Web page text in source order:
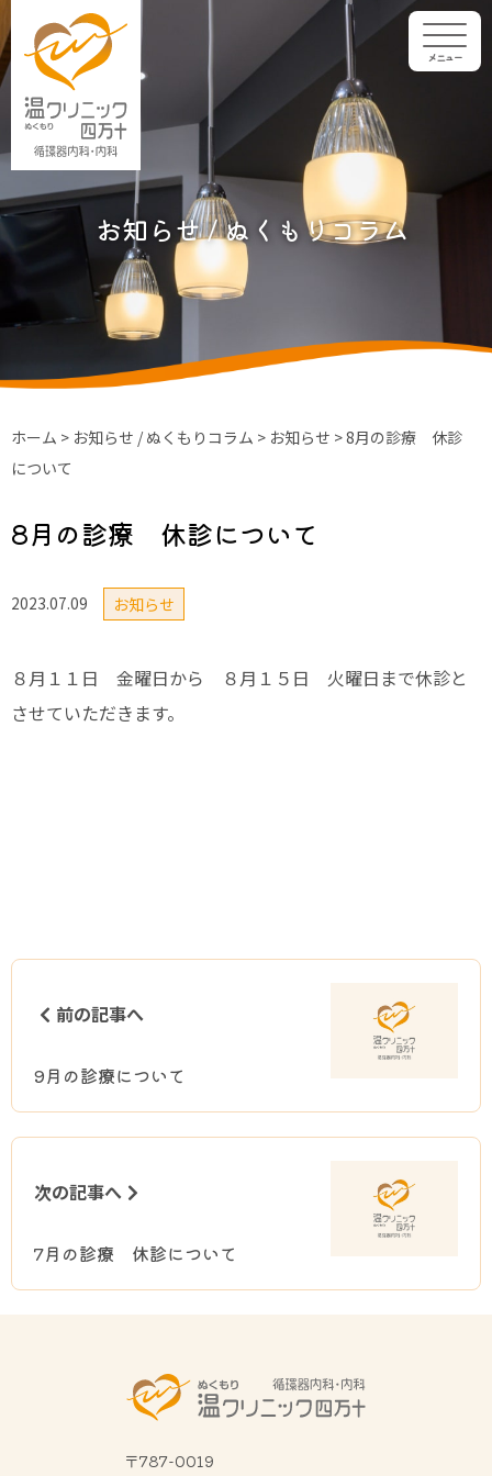
メニュー
お知らせ / ぬくもりコラム
ホーム > お知らせ / ぬくもりコラム > お知らせ >8月の診療 休診
について
8月の診療 休診について
2023.07.09 お知らせ
８月１１日 金曜日から ８月１５日 火曜日まで休診と
させていただきます。
前の記事へ
9月の診療について
次の記事へ
7月の診療 休診について
〒787-0019